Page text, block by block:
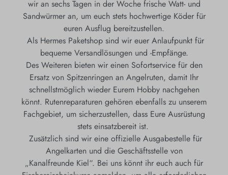
wir an sechs Tagen in der Woche frische Watt- und
Sandwürmer an, um euch stets hochwertige Köder für
euren Ausflug bereitzustellen.
Als Hermes Paketshop sind wir euer Anlaufpunkt für
bequeme Versandlösungen und -Empfänge.
Des Weiteren bieten wir einen Sofortservice für den
Ersatz von Spitzenringen an Angelruten, damit Ihr
schnellstmöglich wieder Eurem Hobby nachgehen
könnt. Rutenreparaturen gehören ebenfalls zu unserem
Fachgebiet, um sicherzustellen, dass Eure Ausrüstung
stets einsatzbereit ist.
Zusätzlich sind wir eine offizielle Ausgabestelle für
Angelkarten und die Geschäftsstelle von
„Kanalfreunde Kiel“. Bei uns könnt ihr euch auch für